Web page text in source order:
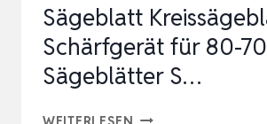
SÄGEBLÄT…
Sägeblatt
Schärfgerät für 80-
Sägeblätter S…
WEITERLESEN MINRS